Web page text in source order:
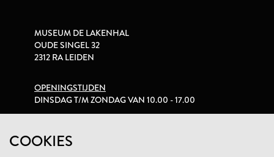
COOKIES
MUSEUM DE LAKENHAL
OUDE SINGEL 32
2312 RA LEIDEN
OPENINGSTIJDEN
DINSDAG T/M ZONDAG VAN 10.00 - 17.00